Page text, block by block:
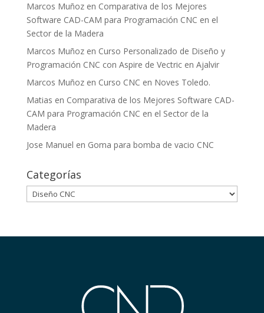
Marcos Muñozen Comparativa de los Mejores
Software CAD-CAM para Programación CNC en el
Sector de la Madera
Marcos Muñozen Curso Personalizado de Diseño y
Programación CNC con Aspire de Vectric en Ajalvir
Marcos Muñozen Curso CNC en Noves Toledo.
Matias en Comparativa de los Mejores Software CAD-
CAM para Programación CNC en el Sector de la
Madera
Jose Manuel en Goma para bomba de vacio CNC
Categorías
Categorías